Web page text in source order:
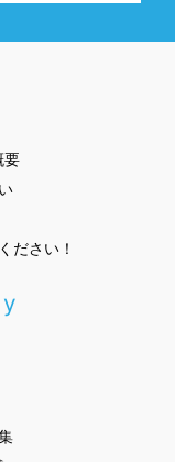
要
ださい！